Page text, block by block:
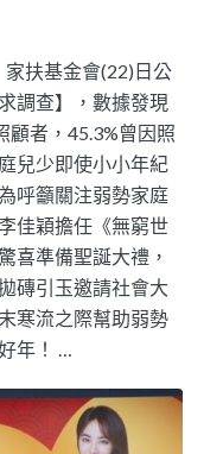
扶基金會(22)日公
調查】，數據發現
顧者，45.3%曾因照
兒少即使小小年紀
呼籲關注弱勢家庭
佳穎擔任《無窮世
喜準備聖誕大禮，
磚引玉邀請社會大
寒流之際幫助弱勢
年！ …